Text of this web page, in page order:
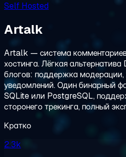
Self Hosted
Artalk
Artalk — система
хостинга. Лёгкая
блогов: поддержка
уведомлений. Один бинарный
SQLite или PostgreSQL,
сторонего трекинга, полный
Кратко
2.3k